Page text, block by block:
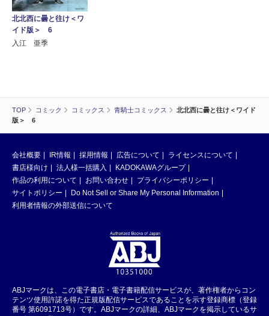
TOP コミック コミックス 青騎士コミックス
北北西に曇と往け＜ワイド
版＞ 6
北北西に曇と往け＜ワ
イド版＞ 6
入江 亜季
会社概要 IR情報 採用情報 広告について
ライセンスについて
書店様向け
法人様一括購入
KADOKAWAグループ
作品の利用について
お問い合わせ
プライバシーポリシー
サイトポリシー
Do Not Sell or Share My Personal Information
利用者情報の外部送信について
ABJマークは、この電子書店・電子書籍配信サービスが、著作権者からコン
テンツ使用許諾を得た正規版配信サービスであることを示す登録商標（登録
番号 第6091713号）です。ABJマークの詳細、ABJマークを掲示しているサ